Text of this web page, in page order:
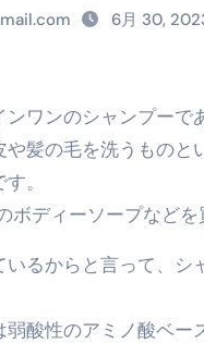
6とベネゼエラM7級地
税】輸入に消費税はか
国にすぐ消されます。
える？日経平均40000
イト【稼げるキーワー
資受けるなら”コレ”を
6月 30,
ンワンのシャンプーで
や髪の毛を洗うもの
。
ボディーソープなどを
るからと言って、
弱酸性のアミノ酸ベ